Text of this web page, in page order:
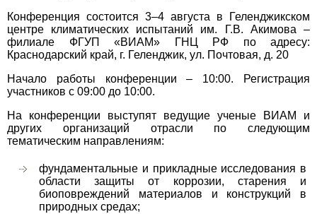
Конференция состоится 3–4 августа в Геленджикском
центре климатических испытаний им. Г.В. Акимова –
филиале ФГУП «ВИАМ» ГНЦ РФ по адресу:
Краснодарский край, г. Геленджик, ул. Почтовая, д. 20
Начало работы конференции – 10:00. Регистрация
участников с 09:00 до 10:00.
На конференции выступят ведущие ученые ВИАМ и
других организаций отрасли по следующим
тематическим направлениям:
фундаментальные и прикладные исследования в
области защиты от коррозии, старения и
биоповреждений материалов и конструкций в
природных средах;